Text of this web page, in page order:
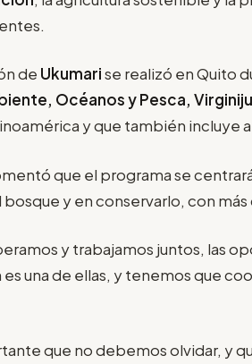
de Ukumarise realizó en Quito
Océanos y Pesca,
y que también incluye a
que el programa se
y en conservarlo, con
y trabajamos juntos, las
una de ellas, y tenemos que
que no debemos olvidar, y